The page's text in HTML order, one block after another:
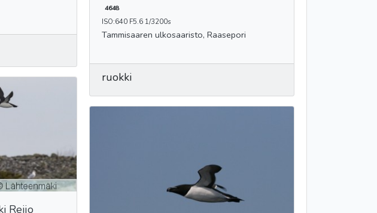
Reijo
4648
ISO:640 F5.6 1/3200s
Tammisaaren ulkosaaristo, Raasepori
ruokki